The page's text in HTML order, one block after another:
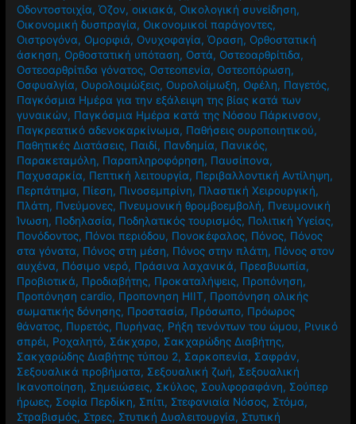
Οδοντοστοιχία,Όζον,οικιακά, Οικολογική συνείδηση,
Οικονομική δυσπραγία, Οικονομικοί παράγοντες,
Οιστρογόνα, Ομορφιά, Ονυχοφαγία,Όραση, Ορθοστατική
άσκηση, Ορθοστατική υπόταση, Οστά, Οστεοαρθρίτιδα,
Οστεοαρθρίτιδα γόνατος, Οστεοπενία, Οστεοπόρωση,
Οσφυαλγία, Ουρολοιμώξεις, Ουρολοίμωξη, Οφέλη, Παγετός,
Παγκόσμια Ημέρα για την εξάλειψη της βίας κατά των
γυναικών, Παγκόσμια Ημέρα κατά της Νόσου Πάρκινσον,
Παγκρεατικό αδενοκαρκίνωμα, Παθήσεις ουροποιητικού,
Παθητικές Διατάσεις, Παιδί, Πανδημία, Πανικός,
Παρακεταμόλη, Παραπληροφόρηση, Παυσίπονα,
Παχυσαρκία, Πεπτική λειτουργία, Περιβαλλοντική Αντίληψη,
Περπάτημα, Πίεση, Πινοσεμπρίνη, Πλαστική Χειρουργική,
Πλάτη, Πνεύμονες, Πνευμονική θρομβοεμβολή, Πνευμονική
Ίνωση, Ποδηλασία, Ποδηλατικός τουρισμός, Πολιτική Υγείας,
Πονόδοντος, Πόνοι περιόδου, Πονοκέφαλος, Πόνος, Πόνος
στα γόνατα, Πόνος στη μέση, Πόνος στην πλάτη, Πόνος στον
αυχένα, Πόσιμο νερό, Πράσινα λαχανικά, Πρεσβυωπία,
Προβιοτικά, Προδιαβήτης, Προκαταλήψεις, Προπόνηση,
Προπόνηση cardio, Προπονηση HIIT, Προπόνηση ολικής
σωματικής δόνησης, Προστασία, Πρόσωπο, Πρόωρος
θάνατος, Πυρετός, Πυρήνας, Ρήξη τενόντων του ώμου, Ρινικό
σπρέι, Ροχαλητό, Σάκχαρο, Σακχαρώδης Διαβήτης,
Σακχαρώδης Διαβήτης τύπου 2, Σαρκοπενία, Σαφράν,
Σεξουαλικά προβήματα, Σεξουαλική ζωή, Σεξουαλική
Ικανοποίηση, Σημειώσεις, Σκύλος, Σουλφοραφάνη, Σούπερ
ήρωες, Σοφία Περδίκη, Σπίτι, Στεφανιαία Νόσος, Στόμα,
Στραβισμός, Στρες, Στυτική Δυσλειτουργία, Στυτική